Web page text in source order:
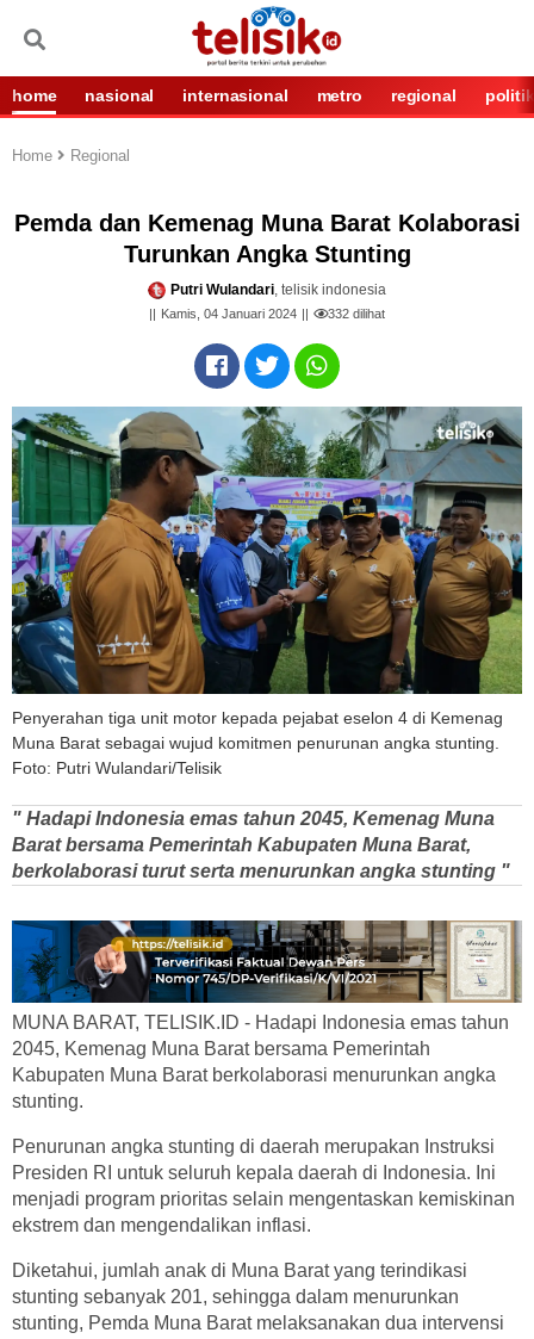
home nasional internasional metro regional politik
Home Regional
Pemda dan Kemenag Muna Barat Kolaborasi
Turunkan Angka Stunting
Putri Wulandari, telisik indonesia
Kamis, 04 Januari 2024 332 dilihat
Penyerahan tiga unit motor kepada pejabat eselon 4 di Kemenag
Muna Barat sebagai wujud komitmen penurunan angka stunting.
Foto: Putri Wulandari/Telisik
" Hadapi Indonesia emas tahun 2045, Kemenag Muna
Barat bersama Pemerintah Kabupaten Muna Barat,
berkolaborasi turut serta menurunkan angka stunting "
MUNA BARAT, TELISIK.ID - Hadapi Indonesia emas tahun
2045, Kemenag Muna Barat bersama Pemerintah
Kabupaten Muna Barat berkolaborasi menurunkan angka
stunting.
Penurunan angka stunting di daerah merupakan Instruksi
Presiden RI untuk seluruh kepala daerah di Indonesia. Ini
menjadi program prioritas selain mengentaskan kemiskinan
ekstrem dan mengendalikan inflasi.
Diketahui, jumlah anak di Muna Barat yang terindikasi
stunting sebanyak 201, sehingga dalam menurunkan
stunting, Pemda Muna Barat melaksanakan dua intervensi